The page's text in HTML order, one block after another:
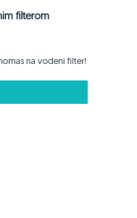
filterom
na vodeni filter!